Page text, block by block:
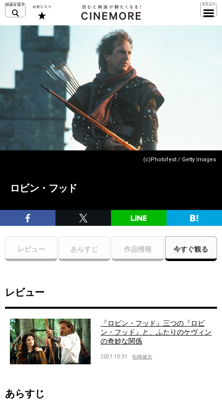
(c)Photofest / Getty Images
ロビン・フッド
レビュー あらすじ 作品情報 今すぐ観る
レビュー
『ロビン・フッド』三つの『ロビ
ン・フッド』と、ふたりのケヴィン
の奇妙な関係
2021.10.31 松崎健夫
あらすじ